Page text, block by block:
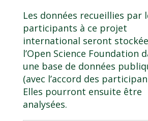
Les données recueillies par
participants à ce projet
international seront
l’Open Science Foundation
une base de données
(avec l’accord des
Elles pourront ensuite être
analysées.